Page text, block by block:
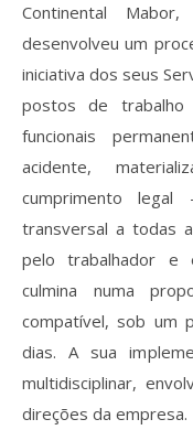
Continental
desenvolveu um
iniciativa dos seus
postos de trabalho
funcionais
acidente,
cumprimento
transversal a todas
pelo trabalhador e
culmina numa
compatível, sob um
dias. A sua
multidisciplinar,
direções da empresa.